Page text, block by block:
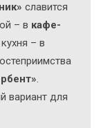
славится
– в кафе-
– в
.
вариант для